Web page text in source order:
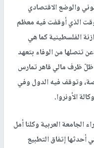
والوضع الاقتصادي
كوفيد 19. هذا في الوقت الذي أوقفت فيه معظم
الفلسطينية كما هي
تنصلها من الوفاء بتعهد
ظلّ ظرف مالي قاهر تمارس
وتوقف فيه الدول وفي
الأونروا.
الجامعة العربية وكلنا أمل
أحدثها إتفاق التطبيع